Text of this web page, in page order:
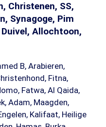
Christenen, SS,
Synagoge, Pim
Allochtoon,
B, Arabieren,
Fitna,
Fatwa, Al Qaida,
Adam, Maagden,
Kalifaat, Heilige